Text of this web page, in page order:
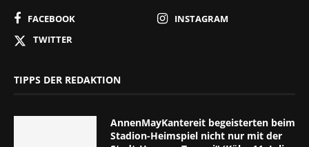
FACEBOOK
INSTAGRAM
TWITTER
TIPPS DER REDAKTION
AnnenMayKantereit begeisterten beim
Stadion-Heimspiel nicht nur mit der